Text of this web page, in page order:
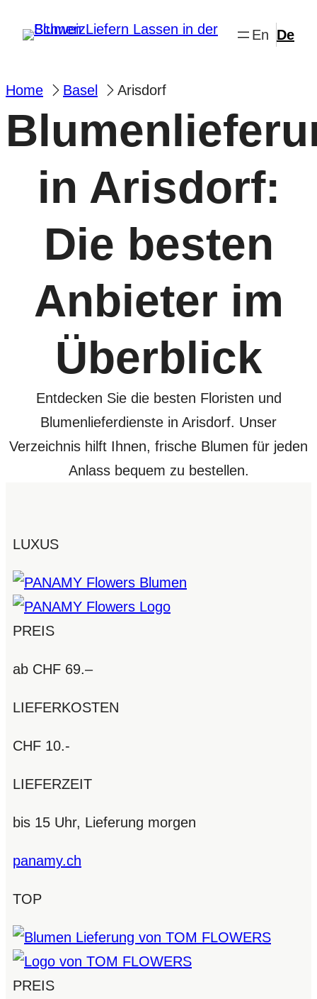
Inhalt
Home
Basel Arisdorf
in Arisdorf:
Die besten
Anbieter im
Überblick
Entdecken Sie die besten Floristen und
Blumenlieferdienste in Arisdorf. Unser
Verzeichnis hilft Ihnen, frische Blumen für jeden
Anlass bequem zu bestellen.
LUXUS
PREIS
ab CHF 69.–
LIEFERKOSTEN
CHF 10.-
LIEFERZEIT
bis 15 Uhr, Lieferung morgen
panamy.ch
TOP
PREIS